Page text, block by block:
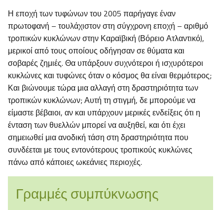
Η εποχή των τυφώνων του 2005 παρήγαγε έναν
πρωτοφανή – τουλάχιστον στη σύγχρονη εποχή – αριθμό
τροπικών κυκλώνων στην Καραϊβική (Βόρειο Ατλαντικό),
μερικοί από τους οποίους οδήγησαν σε θύματα και
σοβαρές ζημιές. Θα υπάρξουν συχνότεροι ή ισχυρότεροι
κυκλώνες και τυφώνες όταν ο κόσμος θα είναι θερμότερος;
Και βιώνουμε τώρα μια αλλαγή στη δραστηριότητα των
τροπικών κυκλώνων; Αυτή τη στιγμή, δε μπορούμε να
είμαστε βέβαιοι, αν και υπάρχουν μερικές ενδείξεις ότι η
ένταση των θυελλών μπορεί να αυξηθεί, και ότι έχει
σημειωθεί μια ανοδική τάση στη δραστηριότητα που
συνδέεται με τους εντονότερους τροπικούς κυκλώνες
πάνω από κάποιες ωκεάνιες περιοχές.
Γραμμές συμπύκνωσης